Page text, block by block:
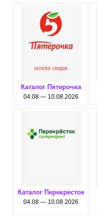
Каталог Пятерочка
04.08 — 10.08.2026
Каталог Перекресток
04.08 — 10.08.2026